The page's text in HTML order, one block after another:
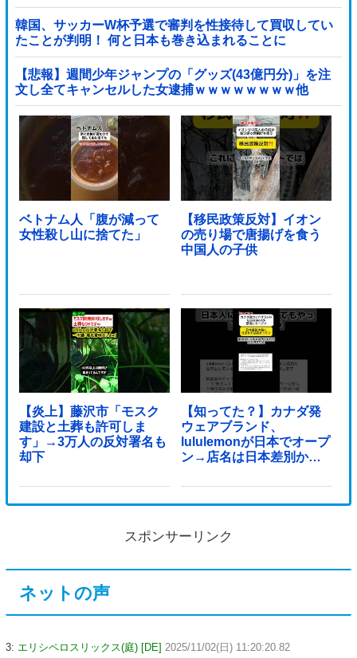
韓国、サッカーW杯予選で審判を性接待して買収してい
たことが判明！ 何と日本も巻き込まれることに
【悲報】週間少年ジャンプの「グッズ(43億円分)」を注
文し全てキャンセルした女逮捕ｗｗｗｗｗｗｗｗ他
ベトナム人「腹が減って
女性殺し山に捨てた」
【移民政策反対】イオン
の売り場で唐揚げを食う
中国人の子供
【炎上】藤沢市「モスク
建設と土葬も許可しま
す」→3万人の反対署名も
却下
【知ってた？】カナダ発
ウェアブランド、
lululemonが日本でオープ
ン→店名は日本差別から
スポンサーリンク
ネットの声
3: エリシペロスリックス(庭) [DE] 2025/11/02(日) 11:20:20.82